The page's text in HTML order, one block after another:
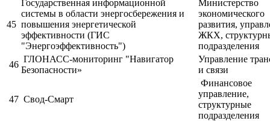
45
Государственная информационной
системы в области энергосбережения и
повышения энергетической
эффективности (ГИС
"Энергоэффективность")
Министерство
экономического
развития,
ЖКХ,
подразделения
46
ГЛОНАСС-мониторинг "Навигатор
Безопасности»
Управление
и связи
47 Свод-Смарт
Финансовое
управление,
структурные
подразделения